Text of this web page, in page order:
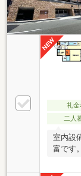
礼金
二人
室内設
富です。